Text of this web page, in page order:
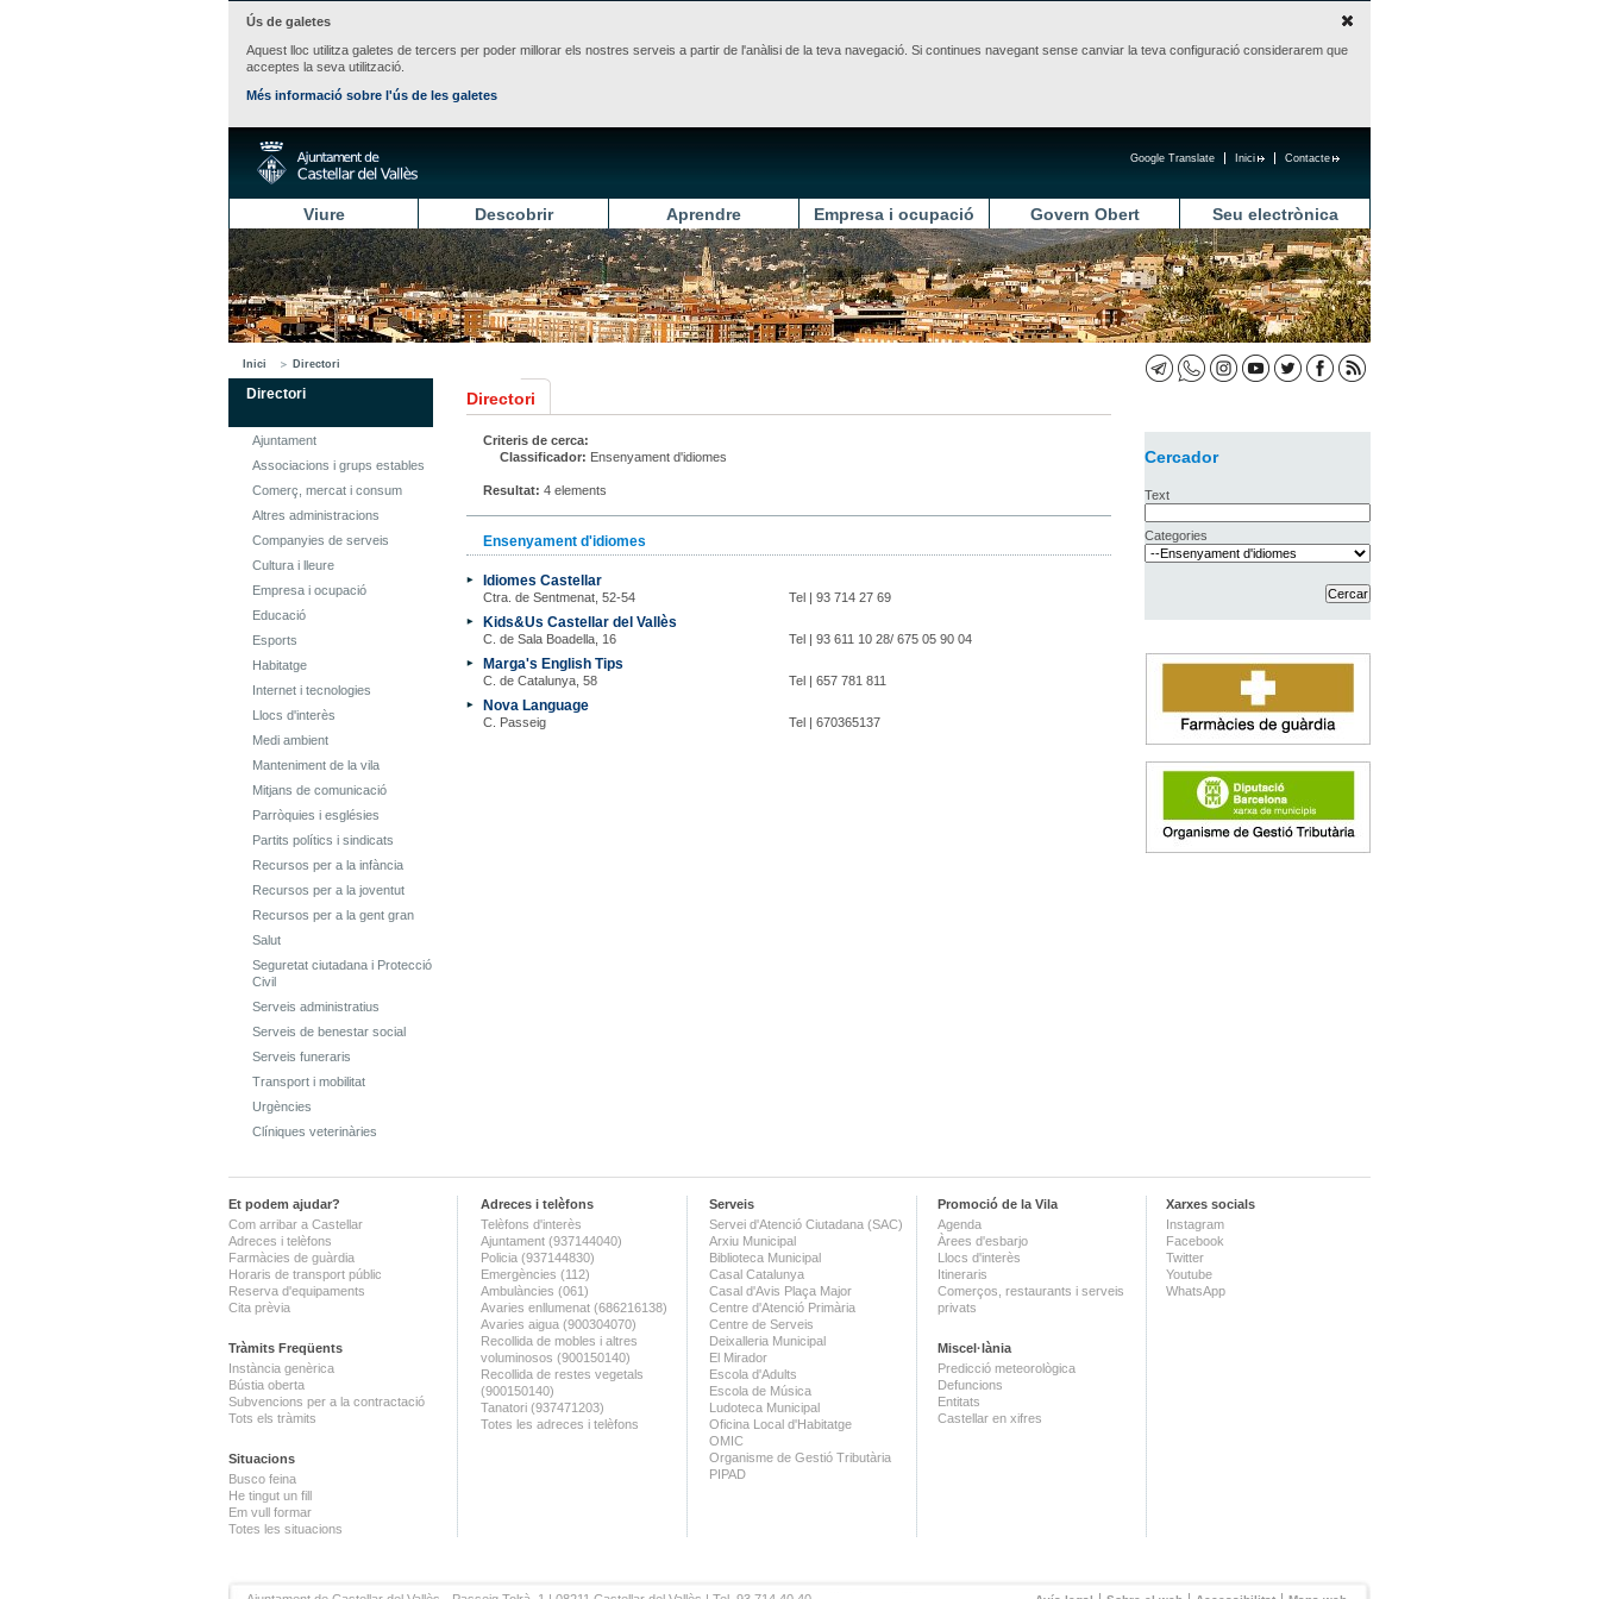
Ús de galetes
Aquest lloc utilitza galetes de tercers per poder millorar els nostres serveis a partir de l'anàlisi de la teva navegació. Si continues navegant sense canviar la teva configuració considerarem que
acceptes la seva utilització.
Més informació sobre l'ús de les galetes
Contacte
Inici
Google Translate
Viure Descobrir Aprendre Empresa i ocupació Govern Obert Seu electrònica
Inici Directori
Directori
Ajuntament
Associacions i grups estables
Comerç, mercat i consum
Altres administracions
Companyies de serveis
Cultura i lleure
Empresa i ocupació
Educació
Esports
Habitatge
Internet i tecnologies
Llocs d'interès
Medi ambient
Manteniment de la vila
Mitjans de comunicació
Parròquies i esglésies
Partits polítics i sindicats
Recursos per a la infància
Recursos per a la joventut
Recursos per a la gent gran
Salut
Seguretat ciutadana i Protecció
Civil
Serveis administratius
Serveis de benestar social
Serveis funeraris
Transport i mobilitat
Urgències
Clíniques veterinàries
Directori
Criteris de cerca:
Classificador: Ensenyament d'idiomes
Resultat: 4 elements
Ensenyament d'idiomes
Idiomes Castellar
Ctra. de Sentmenat, 52-54 Tel | 93 714 27 69
Kids&Us Castellar del Vallès
C. de Sala Boadella, 16 Tel | 93 611 10 28/ 675 05 90 04
Marga's English Tips
C. de Catalunya, 58 Tel | 657 781 811
Nova Language
C. Passeig Tel | 670365137
Cercador
Text
Categories
Et podem ajudar?
Com arribar a Castellar
Adreces i telèfons
Farmàcies de guàrdia
Horaris de transport públic
Reserva d'equipaments
Cita prèvia
Tràmits Freqüents
Instància genèrica
Bústia oberta
Subvencions per a la contractació
Tots els tràmits
Situacions
Busco feina
He tingut un fill
Em vull formar
Totes les situacions
Adreces i telèfons
Telèfons d'interès
Ajuntament (937144040)
Policia (937144830)
Emergències (112)
Ambulàncies (061)
Avaries enllumenat (686216138)
Avaries aigua (900304070)
Recollida de mobles i altres
voluminosos (900150140)
Recollida de restes vegetals
(900150140)
Tanatori (937471203)
Totes les adreces i telèfons
Serveis
Servei d'Atenció Ciutadana (SAC)
Arxiu Municipal
Biblioteca Municipal
Casal Catalunya
Casal d'Avis Plaça Major
Centre d'Atenció Primària
Centre de Serveis
Deixalleria Municipal
El Mirador
Escola d'Adults
Escola de Música
Ludoteca Municipal
Oficina Local d'Habitatge
OMIC
Organisme de Gestió Tributària
PIPAD
Promoció de la Vila
Agenda
Àrees d'esbarjo
Llocs d'interès
Itineraris
Comerços, restaurants i serveis
privats
Miscel·lània
Predicció meteorològica
Defuncions
Entitats
Castellar en xifres
Xarxes socials
Instagram
Facebook
Twitter
Youtube
WhatsApp